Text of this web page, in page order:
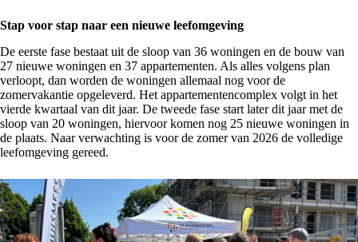
Stap voor stap naar een nieuwe leefomgeving
De eerste fase bestaat uit de sloop van 36 woningen en de bouw van
27 nieuwe woningen en 37 appartementen. Als alles volgens plan
verloopt, dan worden de woningen allemaal nog voor de
zomervakantie opgeleverd. Het appartementencomplex volgt in het
vierde kwartaal van dit jaar. De tweede fase start later dit jaar met de
sloop van 20 woningen, hiervoor komen nog 25 nieuwe woningen in
de plaats. Naar verwachting is voor de zomer van 2026 de volledige
leefomgeving gereed.